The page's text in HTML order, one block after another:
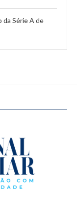
da Série A de